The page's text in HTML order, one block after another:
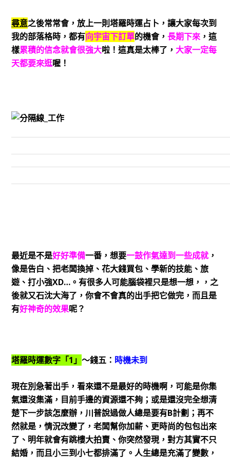
尋意之後常常會，放上一則塔羅時運占卜，讓大家每次到
我的部落格時，都有向宇宙下訂單的機會， 長期下來，這
樣累積的信念就會很強大啦！這真是太棒了， 大家一定每
天都要來逛喔！
最近是不是好好準備一番，想要一鼓作氣達到一些成就，
像是告白、把老闆換掉、花大錢買包、學新的技能、旅
遊、打小強XD…。有很多人可能腦袋裡只是想一想，，之
後就又石沈大海了，你會不會真的出手把它做完，而且是
有好神奇的效果呢？
塔羅時運數字「1」 ～錢五： 時機未到
現在別急著出手，看來還不是最好的時機啊，可能是你集
氣還沒集滿，目前手邊的資源還不夠；或是還沒完全想清
楚下一步該怎麼辦，川普說過做人總是要有B計劃；再不
然就是，情況改變了，老闆幫你加薪、更時尚的包包出來
了、明年就會有跳樓大拍賣、你突然發現，對方其實不只
結婚，而且小三到小七都排滿了。人生總是充滿了變數，